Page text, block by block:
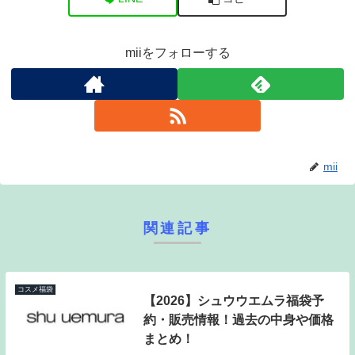
miiをフォローする
mii
関連記事
コスメ福袋
【2026】シュウウエムラ福袋予
約・販売情報！過去の中身や価格
まとめ！